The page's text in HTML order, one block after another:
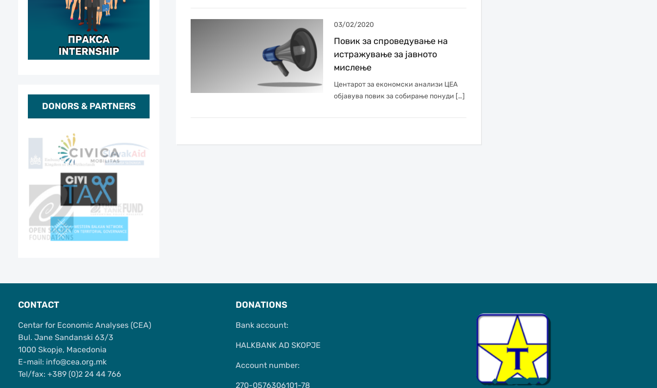
DONORS & PARTNERS
03/02/2020
Повик за спроведување на
истражување за јавното
мислење
Центарот за економски анализи ЦЕА
објавува повик за собирање понуди […]
CONTACT
Centar for Economic Analyses (CEA)
Bul. Jane Sandanski 63/3
1000 Skopje, Macedonia
Е-mail: info@cea.org.mk
Tel/fax: +389 (0)2 24 44 766
DONATIONS
Bank account:
HALKBANK AD SKOPJE
Account number:
270-0576306101-78